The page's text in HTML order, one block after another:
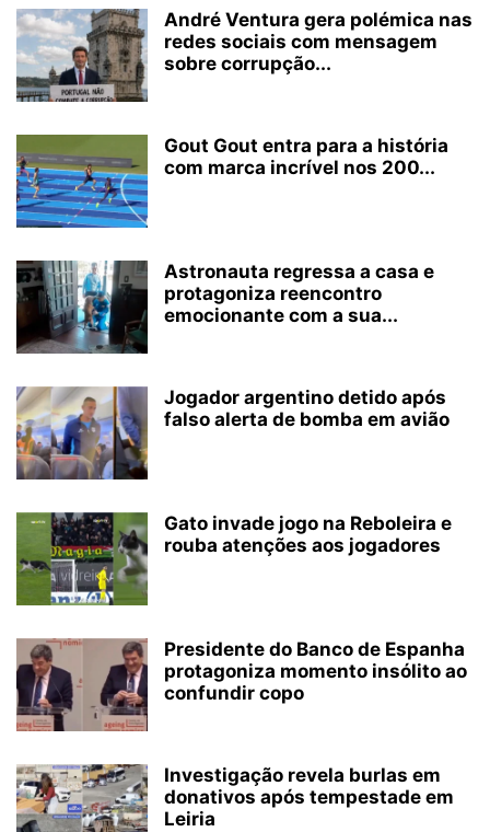
André Ventura gera polémica nas
redes sociais com mensagem
sobre corrupção...
Gout Gout entra para a história
com marca incrível nos 200...
Astronauta regressa a casa e
protagoniza reencontro
emocionante com a sua...
Jogador argentino detido após
falso alerta de bomba em avião
Gato invade jogo na Reboleira e
rouba atenções aos jogadores
Presidente do Banco de Espanha
protagoniza momento insólito ao
confundir copo
Investigação revela burlas em
donativos após tempestade em
Leiria